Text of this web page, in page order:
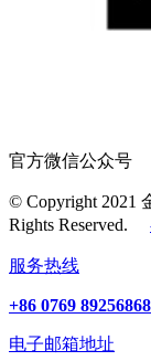
官方微信公众号
© Copyright 2021
Rights Reserved.
服务热线
+86 0769 89256868
电子邮箱地址